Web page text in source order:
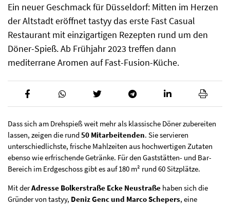
Ein neuer Geschmack für Düsseldorf: Mitten im Herzen
der Altstadt eröffnet tastyy das erste Fast Casual
Restaurant mit einzigartigen Rezepten rund um den
Döner-Spieß. Ab Frühjahr 2023 treffen dann
mediterrane Aromen auf Fast-Fusion-Küche.
Dass sich am Drehspieß weit mehr als klassische Döner zubereiten
lassen, zeigen die rund50 Mitarbeitenden. Sie servieren
unterschiedlichste, frische Mahlzeiten aus hochwertigen Zutaten
ebenso wie erfrischende Getränke. Für den Gaststätten- und Bar-
Bereich im Erdgeschoss gibt es auf 180 m² rund 60 Sitzplätze.
Mit derAdresse Bolkerstraße Ecke Neustraße haben sich die
Gründer von tastyy, Deniz Genc und Marco Schepers, eine